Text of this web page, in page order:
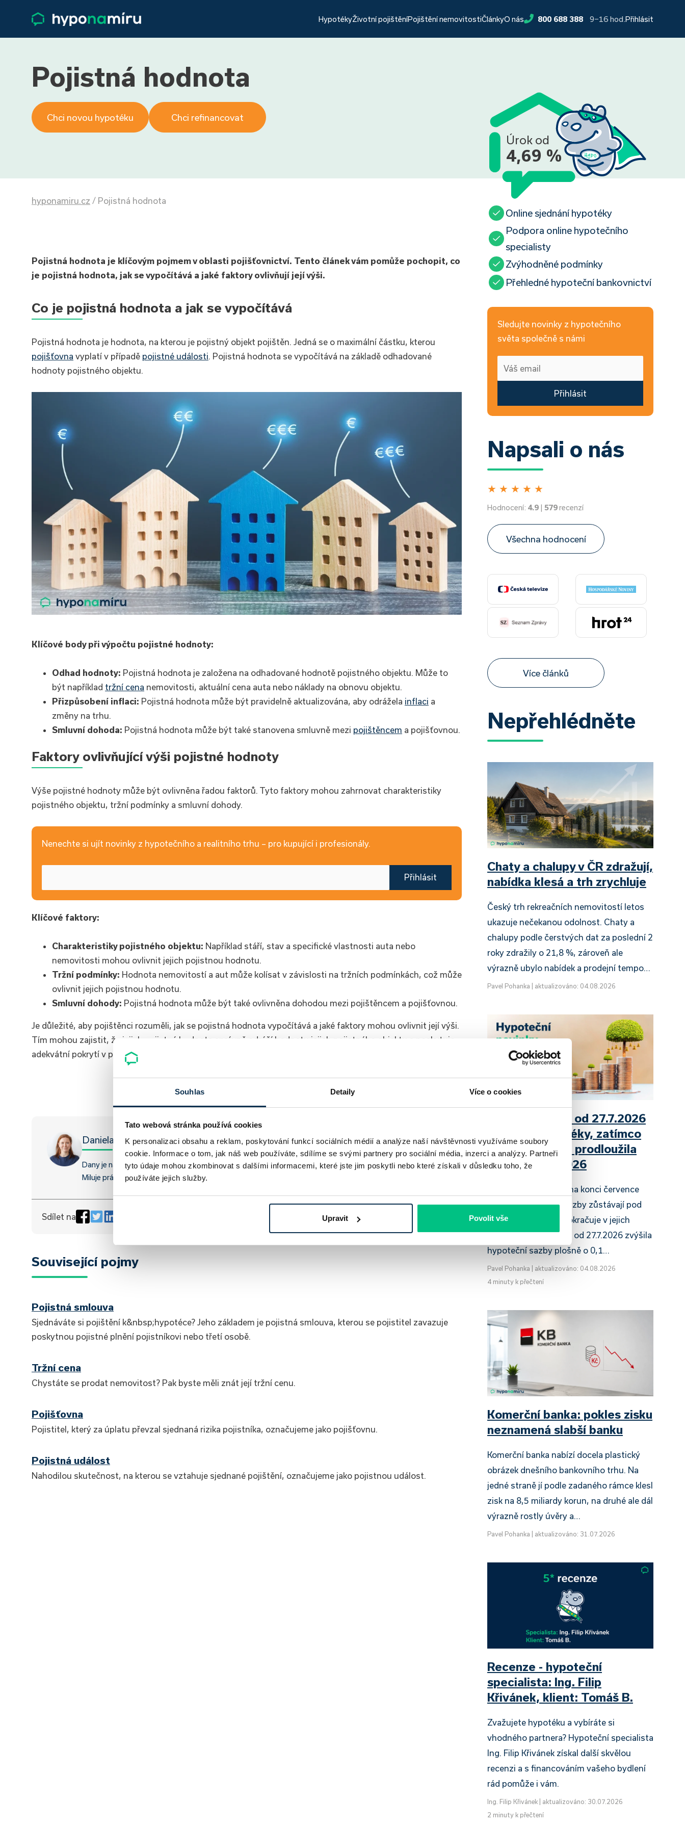
Souhlas Detaily Více o cookies
Tato webová stránka používá cookies
K personalizaci obsahu a reklam, poskytování funkcí sociálních médií a analýze naší návštěvnosti využíváme soubory
cookie. Informace o tom, jak náš web používáte, sdílíme se svými partnery pro sociální média, inzerci a analýzy. Partneři
tyto údaje mohou zkombinovat s dalšími informacemi, které jste jim poskytli nebo které získali v důsledku toho, že
používáte jejich služby.
Upravit Povolit vše
HypotékyŽivotní pojištěníPojištění nemovitostiČlánkyO nás 800 688 388 9−16 hod. Přihlásit
Pojistná hodnota
Chci novou hypotéku Chci refinancovat
Úrok od
4,69 %
hyponamiru.cz / Pojistná hodnota
Pojistná hodnota je klíčovým pojmem v oblasti pojišťovnictví. Tento článek vám pomůže pochopit, co
je pojistná hodnota, jak se vypočítává a jaké faktory ovlivňují její výši.
Co je pojistná hodnota a jak se vypočítává
Pojistná hodnota je hodnota, na kterou je pojistný objekt pojištěn. Jedná se o maximální částku, kterou
pojišťovna vyplatí v případě pojistné události. Pojistná hodnota se vypočítává na základě odhadované
hodnoty pojistného objektu.
Klíčové body při výpočtu pojistné hodnoty:
Odhad hodnoty: Pojistná hodnota je založena na odhadované hodnotě pojistného objektu. Může to
být například tržní cena nemovitosti, aktuální cena auta nebo náklady na obnovu objektu.
Přizpůsobení inflaci: Pojistná hodnota může být pravidelně aktualizována, aby odrážela inflaci a
změny na trhu.
Smluvní dohoda: Pojistná hodnota může být také stanovena smluvně mezi pojištěncem a pojišťovnou.
Faktory ovlivňující výši pojistné hodnoty
Výše pojistné hodnoty může být ovlivněna řadou faktorů. Tyto faktory mohou zahrnovat charakteristiky
pojistného objektu, tržní podmínky a smluvní dohody.
Nenechte si ujít novinky z hypotečního a realitního trhu – pro kupující i profesionály.
Přihlásit
Klíčové faktory:
Charakteristiky pojistného objektu: Například stáří, stav a specifické vlastnosti auta nebo
nemovitosti mohou ovlivnit jejich pojistnou hodnotu.
Tržní podmínky: Hodnota nemovitostí a aut může kolísat v závislosti na tržních podmínkách, což může
ovlivnit jejich pojistnou hodnotu.
Smluvní dohody: Pojistná hodnota může být také ovlivněna dohodou mezi pojištěncem a pojišťovnou.
Je důležité, aby pojištěnci rozuměli, jak se pojistná hodnota vypočítává a jaké faktory mohou ovlivnit její výši.
Tím mohou zajistit, že jejich pojistná hodnota správně odráží hodnotu jejich pojistného objektu a poskytuje
adekvátní pokrytí v případě
Chci sjednat pojištění online
Daniela Opletalová
Dany je naše grafička a content specialistka, která vlnami online marketingu proplouvá už od roku 2018.
Miluje práci v kolektivu a na smysluplných projektech.
Sdílet na
Související pojmy
Pojistná smlouva
Sjednáváte si pojištění k&nbsp;hypotéce? Jeho základem je pojistná smlouva, kterou se pojistitel zavazuje
poskytnou pojistné plnění pojistníkovi nebo třetí osobě.
Tržní cena
Chystáte se prodat nemovitost? Pak byste měli znát její tržní cenu.
Pojišťovna
Pojistitel, který za úplatu převzal sjednaná rizika pojistníka, označujeme jako pojišťovnu.
Pojistná událost
Nahodilou skutečnost, na kterou se vztahuje sjednané pojištění, označujeme jako pojistnou událost.
Online sjednání hypotéky
Podpora online hypotečního
specialisty
Zvýhodněné podmínky
Přehledné hypoteční bankovnictví
Sledujte novinky z hypotečního
světa společně s námi
Přihlásit
Napsali o nás
★ ★ ★ ★ ★
Hodnocení: 4.9 | 579recenzí
Všechna hodnocení
Více článků
Nepřehlédněte
Chaty a chalupy v ČR zdražují,
nabídka klesá a trh zrychluje
Český trh rekreačních nemovitostí letos
ukazuje nečekanou odolnost. Chaty a
chalupy podle čerstvých dat za poslední 2
roky zdražily o 21,8 %, zároveň ale
výrazně ubylo nabídek a prodejní tempo…
Pavel Pohanka aktualizováno: 04.08.2026
UniCredit Bank od 27.7.2026
zdražuje hypotéky, zatímco
Raiffeisenbank prodloužila
slevu do 6.9.2026
Český hypoteční trh na konci července
2026 potvrzuje, že sazby zůstávají pod
tlakem a část bank pokračuje v jejich
růstu. UniCredit Bank od 27.7.2026 zvýšila
hypoteční sazby plošně o 0,1…
Pavel Pohanka
aktualizováno: 04.08.2026
4 minuty k přečtení
Komerční banka: pokles zisku
neznamená slabší banku
Komerční banka nabízí docela plastický
obrázek dnešního bankovního trhu. Na
jedné straně jí podle zadaného rámce klesl
zisk na 8,5 miliardy korun, na druhé ale dál
výrazně rostly úvěry a…
Pavel Pohanka aktualizováno: 31.07.2026
Recenze - hypoteční
specialista: Ing. Filip
Křivánek, klient: Tomáš B.
Zvažujete hypotéku a vybíráte si
vhodného partnera? Hypoteční specialista
Ing. Filip Křivánek získal další skvělou
recenzi a s financováním vašeho bydlení
rád pomůže i vám.
Ing. Filip Křivánek
aktualizováno: 30.07.2026
2 minuty k přečtení